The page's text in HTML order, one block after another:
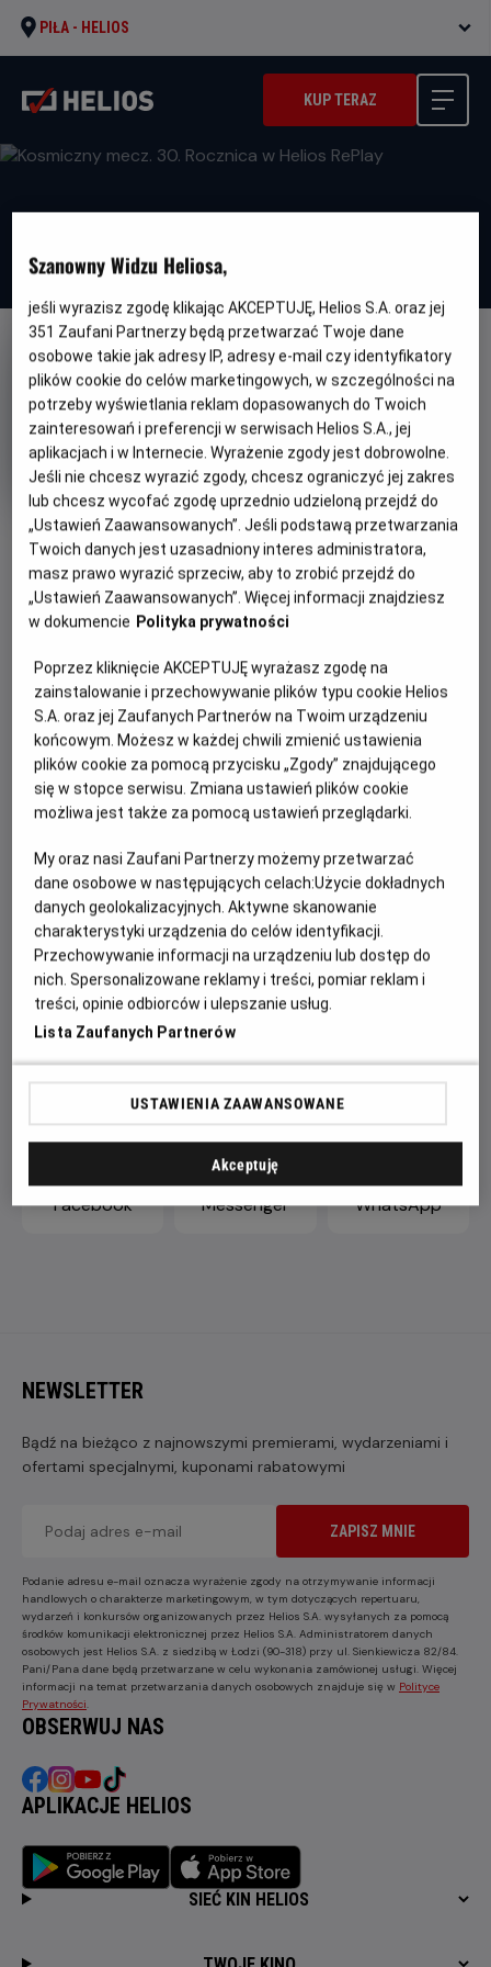
PIŁA - HELIOS
KUP TERAZ
OBSERWUJ
Kosmiczny mecz. 30. Rocznica
w Helios RePlay
Oryginalny
tytuł
Space Jam. 30th Anniversary
Gatunek
Animowany / Komedia / Familijny /
Sportowy
Minimalny
wiek
Od 8 lat
Czas
trwania
98 min
REŻYSERIA SCENARIUSZ
Rudnick, Timothy Harris
OBSADA
Michael Jordan, Wayne Knight, Theresa Randle
WIĘCEJ SZCZEGÓŁÓW
Bohaterowie kreskówek Looney Tunes z Królikiem Bugsem
na czele porywają Michaela Jordana, by ten pomógł im
wygrać ważny mecz koszykówki.
ZAPROŚ ZNAJOMYCH
Facebook Messenger WhatsApp
NEWSLETTER
Bądź na bieżąco z najnowszymi premierami, wydarzeniami i
ofertami specjalnymi, kuponami rabatowymi
ZAPISZ MNIE
Podanie adresu e-mail oznacza wyrażenie zgody na otrzymywanie informacji
handlowych o charakterze marketingowym, w tym dotyczących repertuaru,
wydarzeń i konkursów organizowanych przez Helios S.A. wysyłanych za pomocą
środków komunikacji elektronicznej przez Helios S.A. Administratorem danych
osobowych jest Helios S.A. z siedzibą w Łodzi (90-318) przy ul. Sienkiewicza 82/84.
Pani/Pana dane będą przetwarzane w celu wykonania zamówionej usługi. Więcej
informacji na temat przetwarzania danych osobowych znajduje się w Polityce
Prywatności
OBSERWUJ NAS
APLIKACJE HELIOS
SIEĆ KIN HELIOS
Szanowny Widzu Heliosa,
jeśli wyrazisz zgodę klikając AKCEPTUJĘ, Helios S.A. oraz jej
351 Zaufani Partnerzy będą przetwarzać Twoje dane
osobowe takie jak adresy IP, adresy e-mail czy identyfikatory
plików cookie do celów marketingowych, w szczególności na
potrzeby wyświetlania reklam dopasowanych do Twoich
zainteresowań i preferencji w serwisach Helios S.A., jej
aplikacjach i w Internecie. Wyrażenie zgody jest dobrowolne.
Jeśli nie chcesz wyrazić zgody, chcesz ograniczyć jej zakres
lub chcesz wycofać zgodę uprzednio udzieloną przejdź do
„Ustawień Zaawansowanych”. Jeśli podstawą przetwarzania
Twoich danych jest uzasadniony interes administratora,
masz prawo wyrazić sprzeciw, aby to zrobić przejdź do
„Ustawień Zaawansowanych”. Więcej informacji znajdziesz
w dokumencie Polityka prywatności
Poprzez kliknięcie AKCEPTUJĘ wyrażasz zgodę na
zainstalowanie i przechowywanie plików typu cookie Helios
S.A. oraz jej Zaufanych Partnerów na Twoim urządzeniu
końcowym. Możesz w każdej chwili zmienić ustawienia
plików cookie za pomocą przycisku „Zgody” znajdującego
się w stopce serwisu. Zmiana ustawień plików cookie
możliwa jest także za pomocą ustawień przeglądarki.
My oraz nasi Zaufani Partnerzy możemy przetwarzać
dane osobowe w następujących celach:Użycie dokładnych
danych geolokalizacyjnych. Aktywne skanowanie
charakterystyki urządzenia do celów identyfikacji.
Przechowywanie informacji na urządzeniu lub dostęp do
nich. Spersonalizowane reklamy i treści, pomiar reklam i
treści, opinie odbiorców i ulepszanie usług.
Lista Zaufanych Partnerów
USTAWIENIA ZAAWANSOWANE
Akceptuję